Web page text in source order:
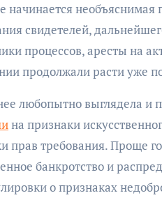
начинается необъяснимая
свидетелей,
процессов, аресты на
продолжали расти уже
любопытно выглядела и
на признаки
прав требования. Проще
банкротство и
о признаках